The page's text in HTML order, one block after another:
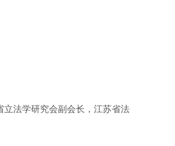
法学研究会副会长，江苏省法